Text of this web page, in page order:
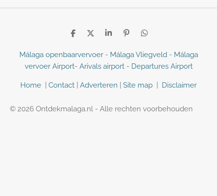
D
l
n
D
e
S
a
e
P
n
n
e
D
l
n
Málaga openbaarvervoer- Málaga Vliegveld- Málaga
vervoer Airport- Arivals airport- Departures Airport
Home Contact Adverteren Site map Disclaimer
© 2026 Ontdekmalaga.nl - Alle rechten voorbehouden